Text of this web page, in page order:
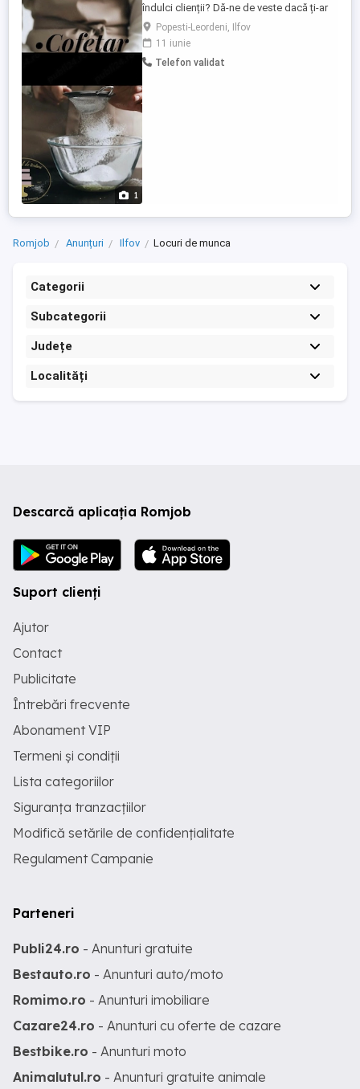
1
îndulci clienții? Dă-ne de veste dacă ți-ar
plăcea să fii parte din echipa Atelierul de
torturi! Căutăm profesioniști în domeniu,
care să-și iubească meseria și să o facă
cu plăcere, care să ne înțeleagă valorile și
Popesti-Leordeni, Ilfov
11 iunie
Telefon validat
Romjob Anunțuri Ilfov Locuri de munca
Categorii
Subcategorii
Județe
Localități
Descarcă aplicația Romjob
Suport clienți
Ajutor
Contact
Publicitate
Întrebări frecvente
Abonament VIP
Termeni și condiții
Lista categoriilor
Siguranța tranzacțiilor
Modifică setările de confidențialitate
Regulament Campanie
Parteneri
Publi24.ro - Anunturi gratuite
Bestauto.ro - Anunturi auto/moto
Romimo.ro - Anunturi imobiliare
Cazare24.ro - Anunturi cu oferte de cazare
Bestbike.ro - Anunturi moto
Animalutul.ro - Anunturi gratuite animale